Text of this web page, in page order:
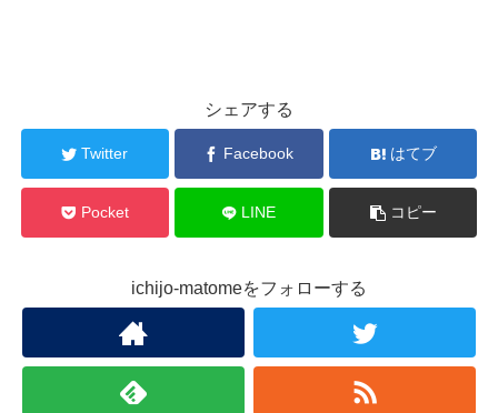
シェアする
Twitter Facebook はてブ
Pocket LINE コピー
ichijo-matomeをフォローする